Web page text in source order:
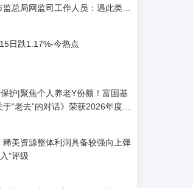
总局网监司工作人员：遇此类问
日跌1.17%-今热点
护|聚焦个人养老Y份额！富国基
“老去”的对话》荣获2026年度最
稀美资源整体利润具备较强向上弹
”评级